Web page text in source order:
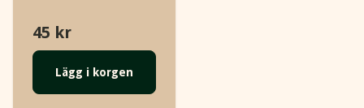
45 kr
Lägg i korgen